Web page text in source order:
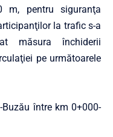
m, pentru siguranţa
la trafic s-a
măsura închiderii
pe următoarele
între km 0+000-